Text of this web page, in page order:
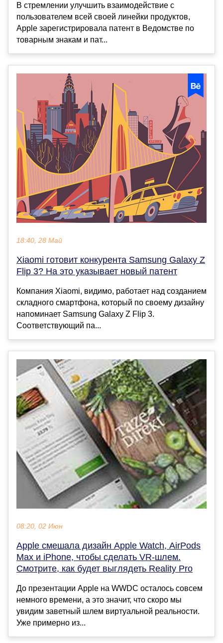
В стремлении улучшить взаимодействие с
пользователем всей своей линейки продуктов,
Apple зарегистрировала патент в Ведомстве по
товарным знакам и пат...
18:40, 28 Май
Xiaomi готовит конкурента Samsung Galaxy Z
Flip 3? На это указывает новый патент
Компания Xiaomi, видимо, работает над созданием
складного смартфона, который по своему дизайну
напоминает Samsung Galaxy Z Flip 3.
Соответствующий па...
08:20, 02 Июн
Apple смешала дизайн Apple Watch, AirPods
Max и iPhone, чтобы сделать VR-шлем.
Смотрите, как будет выглядеть Reality Pro
До презентации Apple на WWDC осталось совсем
немного времени, а это значит, что скоро мы
увидим заветный шлем виртуальной реальности.
Уже примерно из...